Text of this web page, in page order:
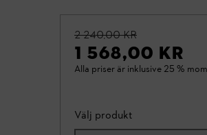
2 240,00 KR
1 568,00 KR
Alla priser är inklusive 25 %
Välj produkt